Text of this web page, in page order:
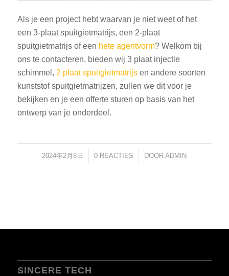
Als je een project hebt waarvan je niet weet of het
een 3-plaat spuitgietmatrijs, een 2-plaat
spuitgietmatrijs of een hete agentvorm? Welkom bij
ons te contacteren, bieden wij 3 plaat injectie
schimmel, 2 plaat spuitgietmatrijsen andere soorten
kunststof spuitgietmatrijzen, zullen we dit voor je
bekijken en je een offerte sturen op basis van het
ontwerp van je onderdeel.
2024年2月8日
/ 0 REACTIES
/ DOORADMIN
SINCERE TECH